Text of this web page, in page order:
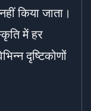
किया जाता।
में हर
दृष्टिकोणों